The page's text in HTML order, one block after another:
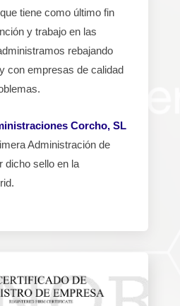
tiene como último fin
y trabajo en las
rebajando
con empresas de calidad
Corcho, SL
Administración de
dicho sello en la